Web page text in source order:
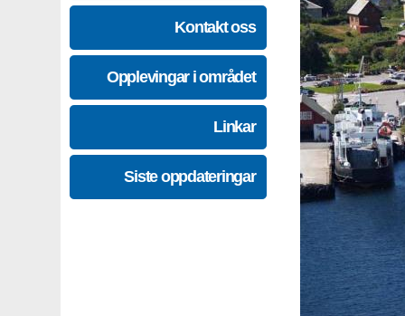
Kontakt oss
Opplevingar i området
Linkar
Siste oppdateringar